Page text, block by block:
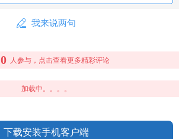
我来说两句
0 人参与，点击查看更多精彩评论
加载中。。。。
下载安装手机客户端